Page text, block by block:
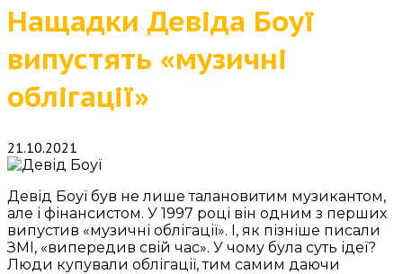
Нащадки Девіда Боуї
випустять «музичні
облігації»
21.10.2021
Девід Боуї був не лише талановитим музикантом,
але і фінансистом. У 1997 році він одним з перших
випустив «музичні облігації». І, як пізніше писали
ЗМІ, «випередив свій час». У чому була суть ідеї?
Люди купували облігації, тим самим даючи